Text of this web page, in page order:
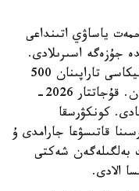
ياساۋي اتىنداعى
جۇزەگە اسىرىلادى.
2026-2027 وقۋ جىلىنا تۇركيا رەسپۋبليكاسى تاراپىنان 500
ءداستۇرلى ءبىلىم بەرۋ كۆوتاسى بولىنگەن. قۇجاتتار 2026-
كونكۋرسقا
قاتىسۋعا جارامدى ۇ
بەلگىلەگەن شەكتى
الادى.